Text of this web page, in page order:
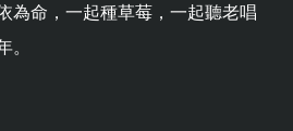
為命，一起種草莓，一起聽老唱
。